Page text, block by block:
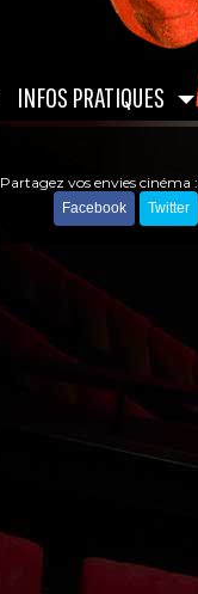
INFOS PRATIQUES
Partagez vos envies cinéma :
Facebook Twitter